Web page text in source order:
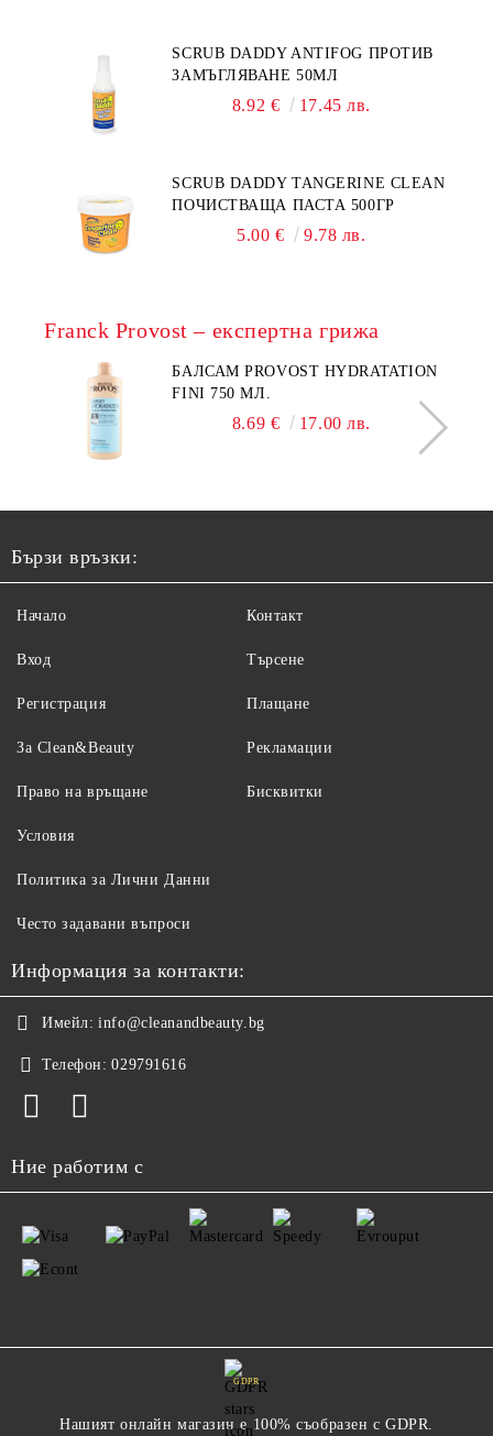
SCRUB DADDY ANTIFOG ПРОТИВ
ЗАМЪГЛЯВАНЕ 50МЛ
8.92 € 17.45 лв.
SCRUB DADDY TANGERINE CLEAN
ПОЧИСТВАЩА ПАСТА 500ГР
5.00 € 9.78 лв.
Franck Provost – експертна грижа
БАЛСАМ PROVOST HYDRATATION
FINI 750 МЛ.
8.69 € 17.00 лв.
Бързи връзки:
Начало
Вход
Регистрация
За Clean&Beauty
Контакт
Търсене
Плащане
Рекламации
Право на връщане
Условия
Политика за Лични Данни
Често задавани въпроси
Бисквитки
Информация за контакти:
Имейл: info@cleanandbeauty.bg
Телефон: 029791616
Ние работим с
GDPR
Нашият онлайн магазин е 100% съобразен с GDPR.